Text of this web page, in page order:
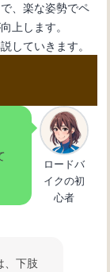
仕組みとメンテ
う
ない：その原因
方：基本操作と
、楽な姿勢でペ
上します。
していきます。
ロードバ
イクの初
心者
、下肢